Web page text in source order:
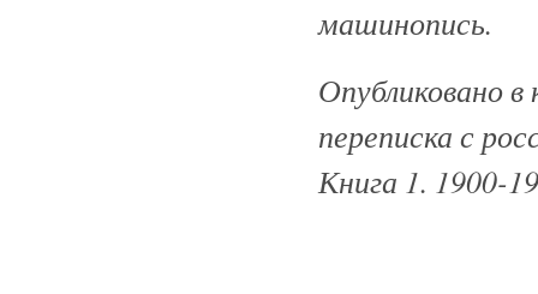
машинопись.
Опубликовано
переписка с
Книга 1. 1900-